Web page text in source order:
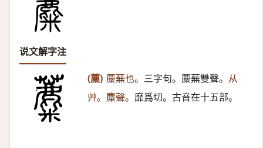
说文解字注
(蘪) 蘪蕪也。 三字句。蘪蕪雙聲。 从
艸。麋聲。 靡爲切。古音在十五部。